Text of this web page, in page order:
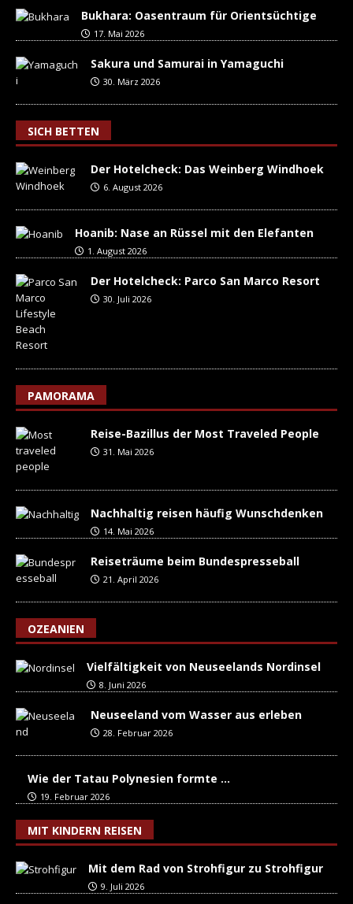
Bukhara: Oasentraum für Orientsüchtige
17. Mai 2026
Sakura und Samurai in Yamaguchi
30. März 2026
SICH BETTEN
Der Hotelcheck: Das Weinberg Windhoek
6. August 2026
Hoanib: Nase an Rüssel mit den Elefanten
1. August 2026
Der Hotelcheck: Parco San Marco Resort
30. Juli 2026
PAMORAMA
Reise-Bazillus der Most Traveled People
31. Mai 2026
Nachhaltig reisen häufig Wunschdenken
14. Mai 2026
Reiseträume beim Bundespresseball
21. April 2026
OZEANIEN
Vielfältigkeit von Neuseelands Nordinsel
8. Juni 2026
Neuseeland vom Wasser aus erleben
28. Februar 2026
Wie der Tatau Polynesien formte …
19. Februar 2026
MIT KINDERN REISEN
Mit dem Rad von Strohfigur zu Strohfigur
9. Juli 2026